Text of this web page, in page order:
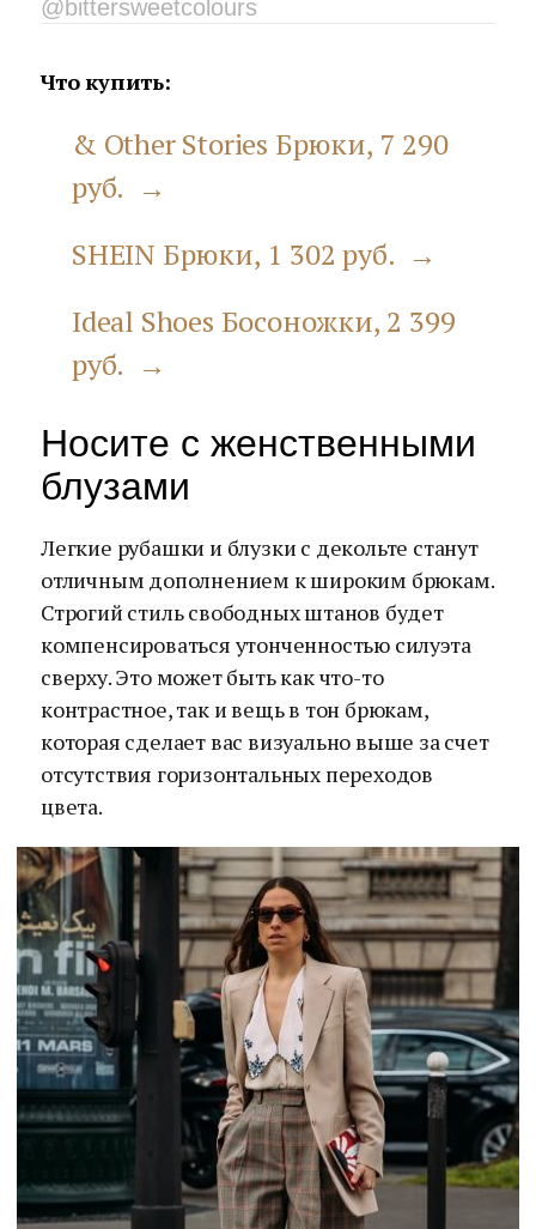
@bittersweetcolours
Что купить:
& Other Stories Брюки, 7 290
руб. →
SHEIN Брюки, 1 302 руб. →
Ideal Shoes Босоножки, 2 399
руб. →
Носите с женственными
блузами
Легкие рубашки и блузки с декольте станут
отличным дополнением к широким брюкам.
Строгий стиль свободных штанов будет
компенсироваться утонченностью силуэта
сверху. Это может быть как что-то
контрастное, так и вещь в тон брюкам,
которая сделает вас визуально выше за счет
отсутствия горизонтальных переходов
цвета.